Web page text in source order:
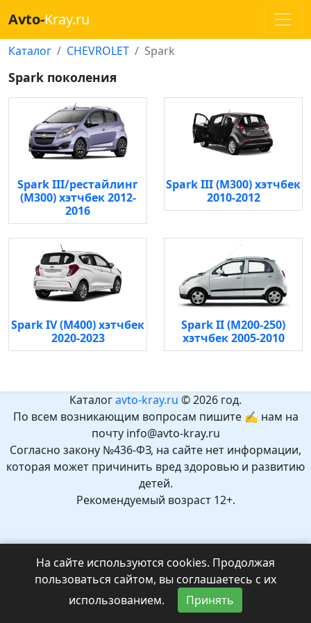
Avto-Kray.ru
Каталог CHEVROLET Spark
Spark поколения
Spark III/рестайлинг
(M300) хэтчбек 2012-
2016
Spark III (M300) хэтчбек
2010-2012
Spark IV (M400) хэтчбек
2020-2023
Spark II (M200-250)
хэтчбек 2005-2010
Каталогavto-kray.ru © 2026 год.
По всем возникающим вопросам пишите ✍ нам на
почту info@avto-kray.ru
Согласно закону №436-ФЗ, на сайте нет информации,
которая может причинить вред здоровью и развитию
детей.
Рекомендуемый возраст 12+.
На сайте используются cookies. Продолжая
пользоваться сайтом, вы соглашаетесь с их
использованием.
Принять